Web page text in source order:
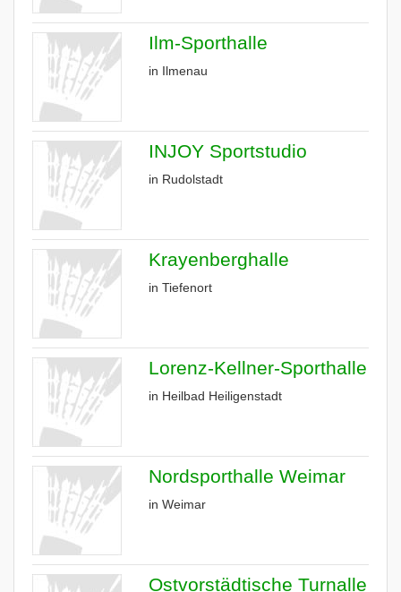
Ilm-Sporthalle
in Ilmenau
INJOY Sportstudio
in Rudolstadt
Krayenberghalle
in Tiefenort
Lorenz-Kellner-Sporthalle
in Heilbad Heiligenstadt
Nordsporthalle Weimar
in Weimar
Ostvorstädtische Turnalle